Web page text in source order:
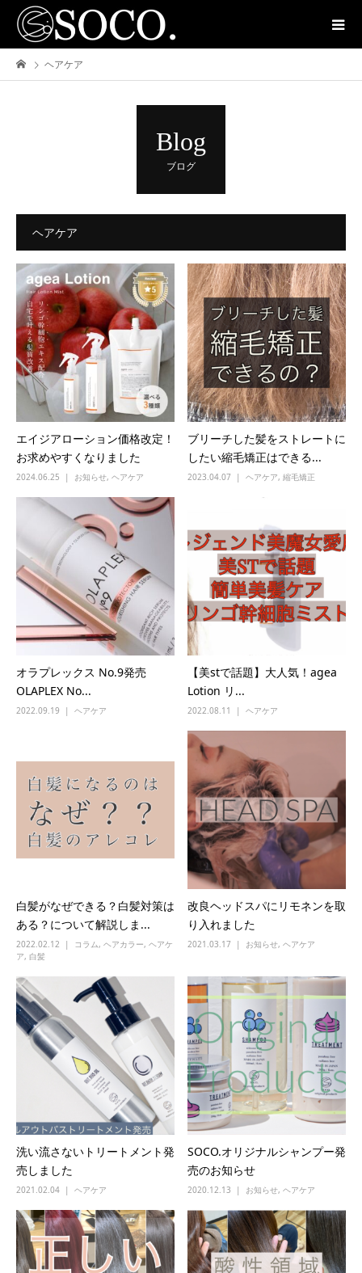
ヘアケア
Blog
ブログ
ヘアケア
エイジアローション価格改定！
お求めやすくなりました
2024.06.25 お知らせ, ヘアケア
ブリーチした髪をストレートに
したい縮毛矯正はできる...
2023.04.07 ヘアケア, 縮毛矯正
オラプレックス No.9発売
OLAPLEX No...
2022.09.19 ヘアケア
【美stで話題】大人気！agea
Lotion リ...
2022.08.11 ヘアケア
白髪がなぜできる？白髪対策は
ある？について解説しま...
2022.02.12 コラム, ヘアカラー, ヘアケ
ア, 白髪
改良ヘッドスパにリモネンを取
り入れました
2021.03.17 お知らせ, ヘアケア
洗い流さないトリートメント発
売しました
2021.02.04 ヘアケア
SOCO.オリジナルシャンプー発
売のお知らせ
2020.12.13 お知らせ, ヘアケア